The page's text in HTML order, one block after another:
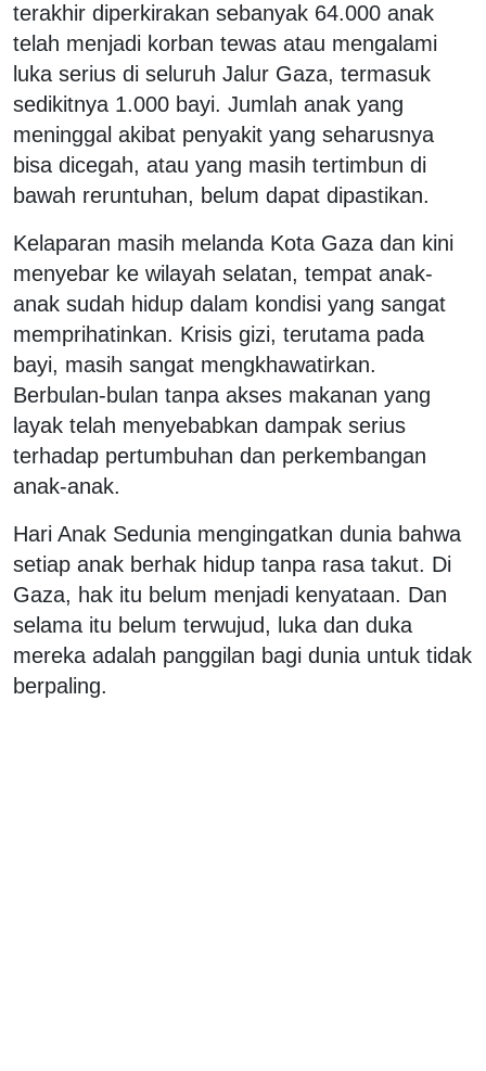
terakhir diperkirakan sebanyak 64.000 anak
telah menjadi korban tewas atau mengalami
luka serius di seluruh Jalur Gaza, termasuk
sedikitnya 1.000 bayi. Jumlah anak yang
meninggal akibat penyakit yang seharusnya
bisa dicegah, atau yang masih tertimbun di
bawah reruntuhan, belum dapat dipastikan.
Kelaparan masih melanda Kota Gaza dan kini
menyebar ke wilayah selatan, tempat anak-
anak sudah hidup dalam kondisi yang sangat
memprihatinkan. Krisis gizi, terutama pada
bayi, masih sangat mengkhawatirkan.
Berbulan-bulan tanpa akses makanan yang
layak telah menyebabkan dampak serius
terhadap pertumbuhan dan perkembangan
anak-anak.
Hari Anak Sedunia mengingatkan dunia bahwa
setiap anak berhak hidup tanpa rasa takut. Di
Gaza, hak itu belum menjadi kenyataan. Dan
selama itu belum terwujud, luka dan duka
mereka adalah panggilan bagi dunia untuk tidak
berpaling.